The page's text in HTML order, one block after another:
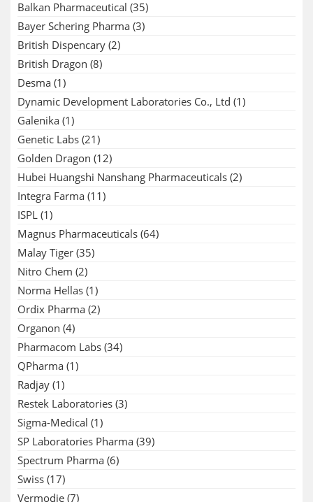
Balkan Pharmaceutical (35)
Bayer Schering Pharma (3)
British Dispencary (2)
British Dragon (8)
Desma (1)
Dynamic Development Laboratories Co., Ltd (1)
Galenika (1)
Genetic Labs (21)
Golden Dragon (12)
Hubei Huangshi Nanshang Pharmaceuticals (2)
Integra Farma (11)
ISPL (1)
Magnus Pharmaceuticals (64)
Malay Tiger (35)
Nitro Chem (2)
Norma Hellas (1)
Ordix Pharma (2)
Organon (4)
Pharmacom Labs (34)
QPharma (1)
Radjay (1)
Restek Laboratories (3)
Sigma-Medical (1)
SP Laboratories Pharma (39)
Spectrum Pharma (6)
Swiss (17)
Vermodje (7)